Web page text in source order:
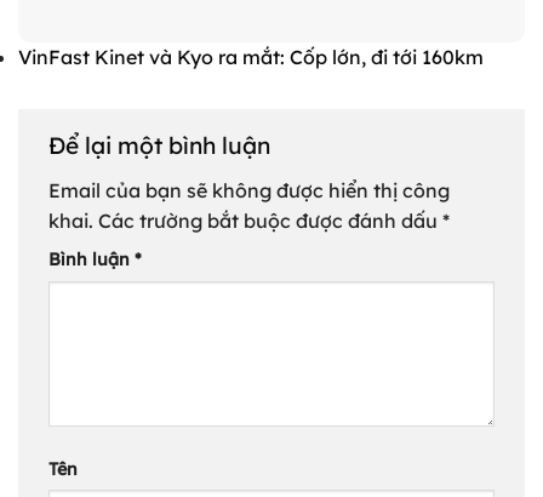
VinFast Kinet và Kyo ra mắt: Cốp lớn, đi tới 160km
Để lại một bình luận
Email của bạn sẽ không được hiển thị công
khai. Các trường bắt buộc được đánh dấu *
Bình luận *
Tên